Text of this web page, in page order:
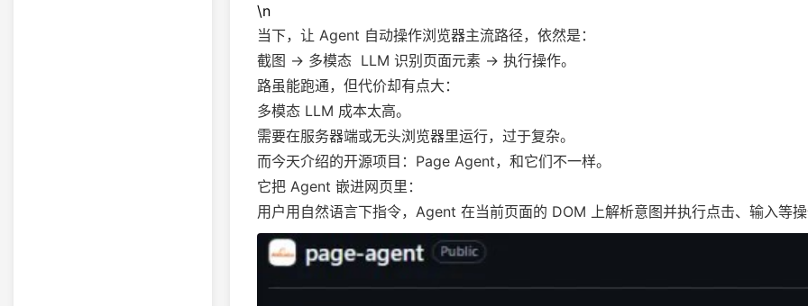
\n
当下，让 Agent 自动操作浏览器主流路径，依然是：
截图 → 多模态 LLM 识别页面元素 → 执行操作。
路虽能跑通，但代价却有点大：
多模态 LLM 成本太高。
需要在服务器端或无头浏览器里运行，过于复杂。
而今天介绍的开源项目：Page Agent，和它们不一样。
它把 Agent 嵌进网页里：
用户用自然语言下指令，Agent 在当前页面的 DOM 上解析意图并执行点击、输入等